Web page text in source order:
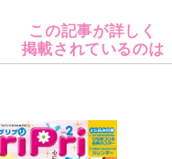
この記事が詳しく
掲載されているのは